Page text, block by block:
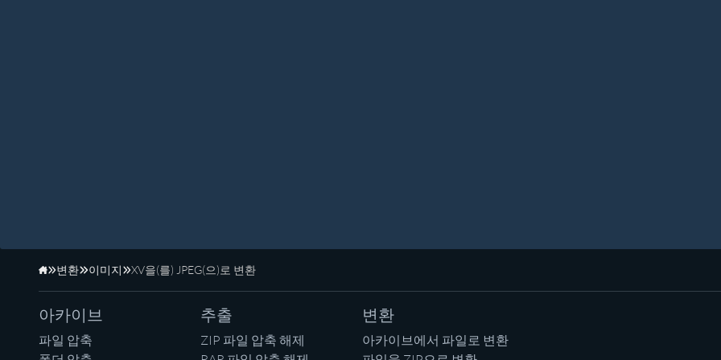
홈페이지
변환 이미지 XV을(를) JPEG(으)로 변환
아카이브
파일 압축
추출
ZIP 파일 압축 해제
변환
아카이브에서 파일로 변환